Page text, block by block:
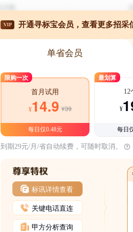
VIP 开通寻标宝会员，查看更多招采
单省会员
限购一次
首月试用
¥14.9 ¥39
每日仅0.48元
最划算
12
¥
每日
到期29元/月/省自动续费，可随时取消。
标讯详情查看
关键电话直连
甲方分析查询